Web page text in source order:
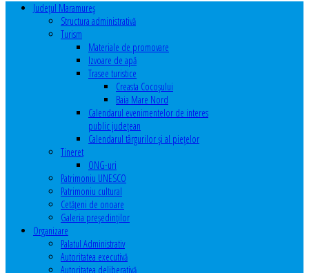
Judeţul Maramureş
Structura administrativă
Turism
Materiale de promovare
Izvoare de apă
Trasee turistice
Creasta Cocoșului
Baia Mare Nord
Calendarul evenimentelor de interes
public judeţean
Calendarul târgurilor şi al pieţelor
Tineret
ONG-uri
Patrimoniu UNESCO
Patrimoniu cultural
Cetăţeni de onoare
Galeria președinților
Organizare
Palatul Administrativ
Autoritatea executivă
Autoritatea deliberativă